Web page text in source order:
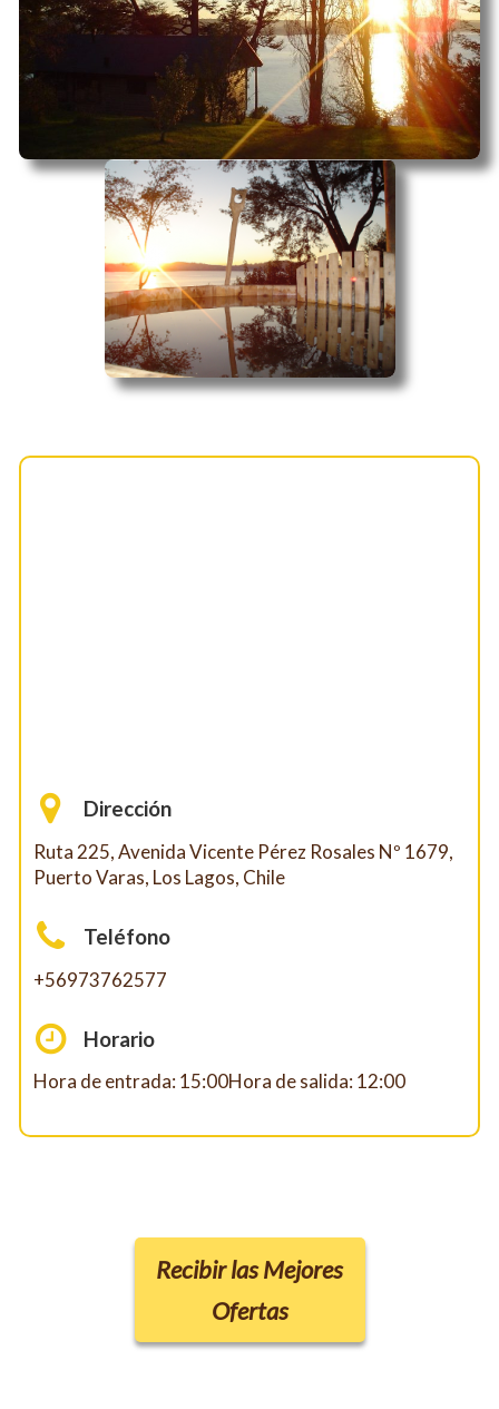
Dirección
Ruta 225, Avenida Vicente Pérez Rosales Nº 1679,
Puerto Varas, Los Lagos, Chile
Teléfono
+56973762577
Horario
Hora de entrada: 15:00Hora de salida: 12:00
Recibir las Mejores
Ofertas